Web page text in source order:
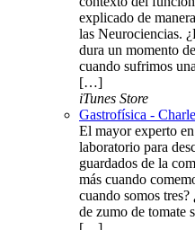
explicado de
las Neurociencias.
dura un momento
cuando sufrimos
[…]
iTunes Store
Gastrofísica -
El mayor experto
laboratorio para
guardados de la
más cuando
cuando somos tres?
de zumo de tomate